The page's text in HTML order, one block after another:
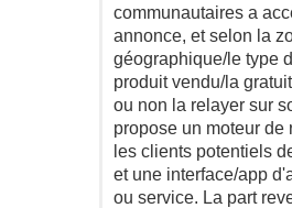
communautaires a
annonce, et selon la
géographique/le type
produit vendu/la
ou non la relayer sur
propose un moteur de
les clients potentiels
et une interface/app
ou service. La part